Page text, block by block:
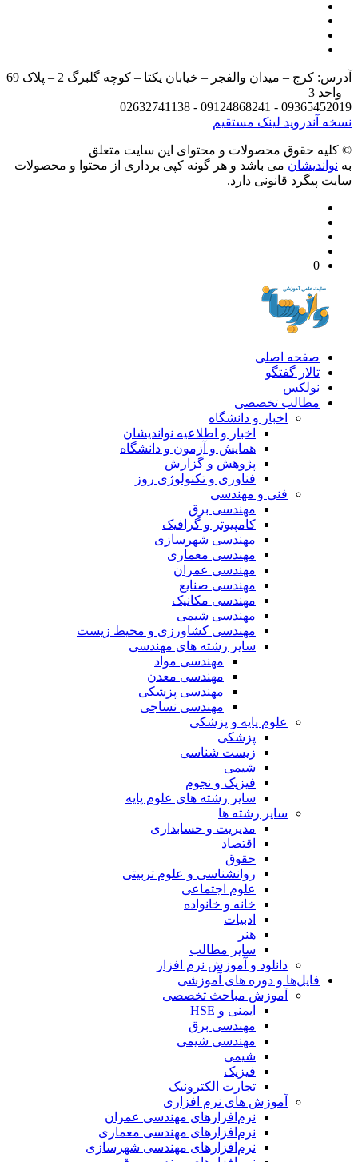
آدرس: کرج – میدان والفجر – خیابان یکتا – کوچه گلبرگ 2 – پلاک 69
3
09365452019 - 09124868241 -
آندرویدلینک مستقیم
حقوق محصولات و محتوای اين سایت متعلق
می باشد و هر گونه کپی برداری از محتوا و محصولات
پیگرد قانونی دارد.
صفحه اصلی
تالار گفتگو
نولکس
مطالب تخصصی
اخبار و دانشگاه
اخبار و اطلاعیه نواندیشان
همایش و آزمون و دانشگاه
پژوهش و گزارش
فناوری و تکنولوژی روز
فنی و مهندسی
مهندسی برق
کامپیوتر و گرافیک
مهندسی شهرسازی
مهندسی معماری
مهندسی عمران
مهندسی صنایع
مهندسی مکانیک
مهندسی شیمی
مهندسی کشاورزی و محیط زیست
سایر رشته های مهندسی
مهندسی مواد
مهندسی معدن
مهندسی پزشکی
مهندسی نساجی
علوم پایه و پزشکی
پزشکی
زیست شناسی
شیمی
فیزیک و نجوم
سایر رشته های علوم پایه
سایر رشته ها
مدیریت و حسابداری
اقتصاد
حقوق
روانشناسی و علوم تربیتی
علوم اجتماعی
خانه و خانواده
ادبیات
هنر
سایر مطالب
دانلود و آموزش نرم افزار
فایل‌ها و دوره های آموزشی
آموزش مباحث تخصصی
ایمنی و HSE
مهندسی برق
مهندسی شیمی
شیمی
فیزیک
تجارت الکترونیک
آموزش های نرم افزاری
نرم‌افزارهای مهندسی عمران
نرم‌افزارهای مهندسی معماری
نرم‌افزارهای مهندسی شهرسازی